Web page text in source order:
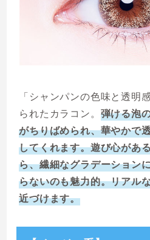
「シャンパンの色味と透明
られたカラコン。 弾ける泡
がちりばめられ、華やかで
してくれます。遊び心があ
ら、繊細なグラデーション
らないのも魅力的。リアル
近づけます。